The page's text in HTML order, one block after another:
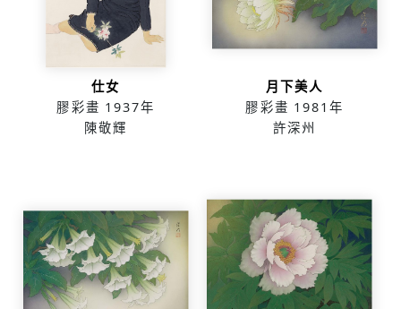
仕女
膠彩畫 1937年
陳敬輝
月下美人
膠彩畫 1981年
許深州